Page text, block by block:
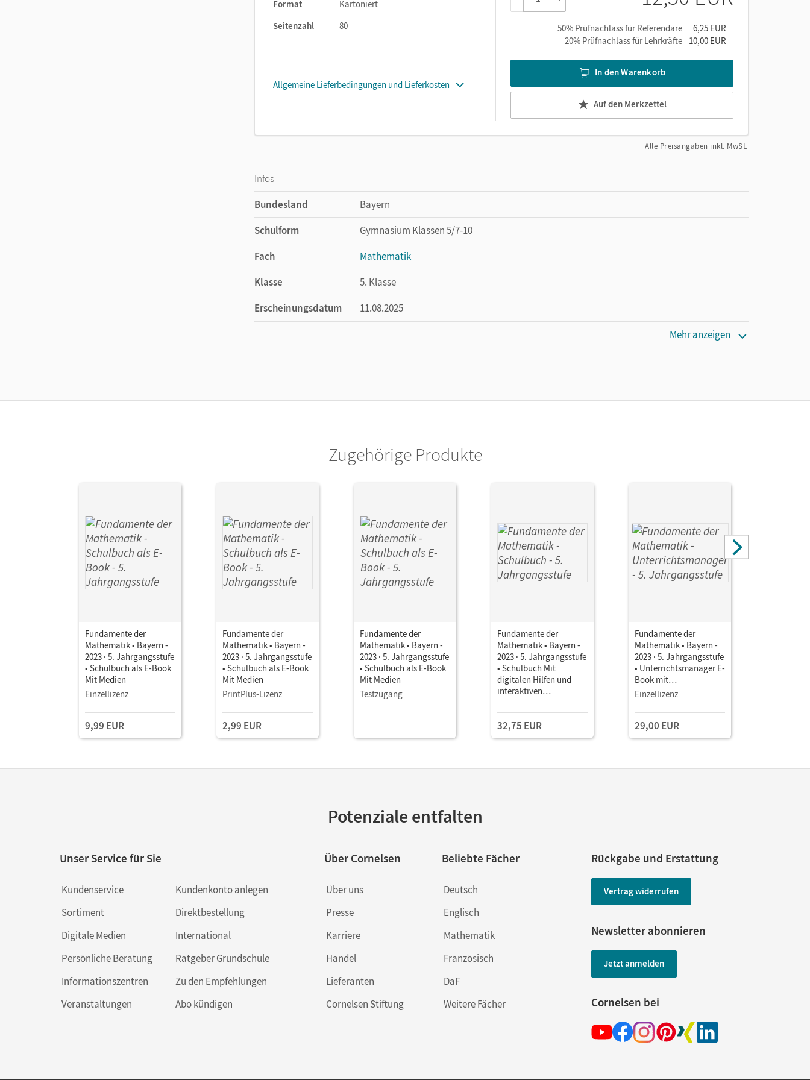
Format
Kartoniert
Seitenzahl
80
Allgemeine Lieferbedingungen und Lieferkosten
50% Prüfnachlass für Referendare
6,25 EUR
20% Prüfnachlass für Lehrkräfte
10,00 EUR
In den Warenkorb
Auf den Merkzettel
Alle Preisangaben inkl. MwSt.
Infos
Bundesland
Bayern
Schulform
Gymnasium Klassen 5/7-10
Fach
Mathematik
Klasse
5. Klasse
Erscheinungsdatum
11.08.2025
Mehr anzeigen
Zugehörige Produkte
Fundamente der
Mathematik • Bayern -
2023 · 5. Jahrgangsstufe
• Schulbuch als E-Book
Mit Medien
Einzellizenz
9,99 EUR
Fundamente der
Mathematik • Bayern -
2023 · 5. Jahrgangsstufe
• Schulbuch als E-Book
Mit Medien
PrintPlus-Lizenz
2,99 EUR
Fundamente der
Mathematik • Bayern -
2023 · 5. Jahrgangsstufe
• Schulbuch als E-Book
Mit Medien
Testzugang
Fundamente der
Mathematik • Bayern -
2023 · 5. Jahrgangsstufe
• Schulbuch Mit
digitalen Hilfen und
interaktiven
32,75 EUR
Fundamente der
Mathematik • Bayern -
2023 · 5. Jahrgangsstufe
• Unterrichtsmanager E-
Book mit
Lehrkräftematerialien
Einzellizenz
29,00 EUR
Potenziale entfalten
Unser Service für Sie
Kundenservice
Sortiment
Digitale Medien
Persönliche Beratung
Informationszentren
Veranstaltungen
Kundenkonto anlegen
Direktbestellung
International
Ratgeber Grundschule
Zu den Empfehlungen
Abo kündigen
Über Cornelsen
Über uns
Presse
Karriere
Handel
Lieferanten
Cornelsen Stiftung
Beliebte Fächer
Deutsch
Englisch
Mathematik
Französisch
DaF
Weitere Fächer
Rückgabe und Erstattung
Vertrag widerrufen
Newsletter abonnieren
Jetzt anmelden
Cornelsen bei